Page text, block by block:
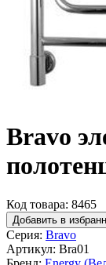
Bravo
Код товара: 8465
Добавить в
Серия: Bravo
Артикул: Bra01